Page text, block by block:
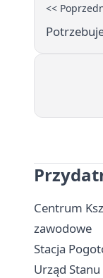
<<
Centrum
zawodowe
Stacja
Urząd